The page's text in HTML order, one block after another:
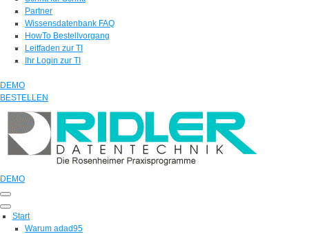
Partner
Wissensdatenbank FAQ
HowTo Bestellvorgang
Leitfaden zur TI
Ihr Login zur TI
DEMO
BESTELLEN
DEMO
Start
Warum adad95